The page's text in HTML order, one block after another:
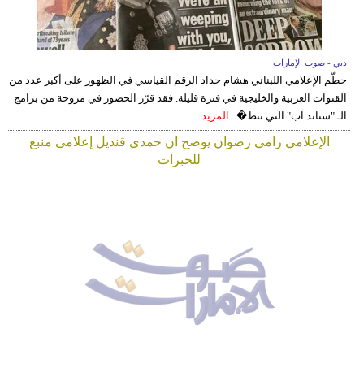
دبي - صوت الإمارات
حطّم الإعلامي اللبناني هشام حداد الرقم القياسي في الظهور على أكبر عدد من
القنوات العربية والخليجية في فترة قليلة. فقد قرّر الحضور في مروحة من برامج
الـ "ستاند آب" التي تتط�... المزيد
الإعلامي رامي رضوان يوضح ان حمدي قنديل إعلامى منبع
للخبرات